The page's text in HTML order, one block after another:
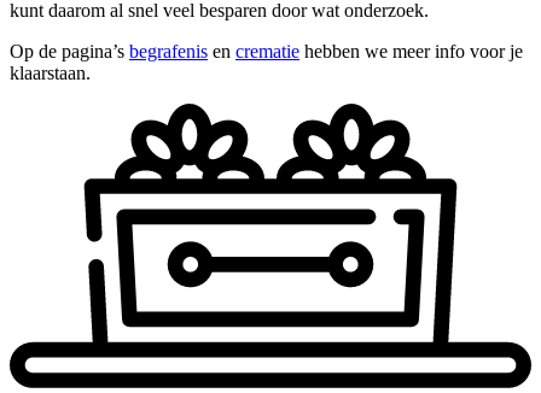
kunt daarom al snel veel besparen door wat onderzoek.
Op de pagina’s begrafenis en crematie hebben we meer info voor je
klaarstaan.